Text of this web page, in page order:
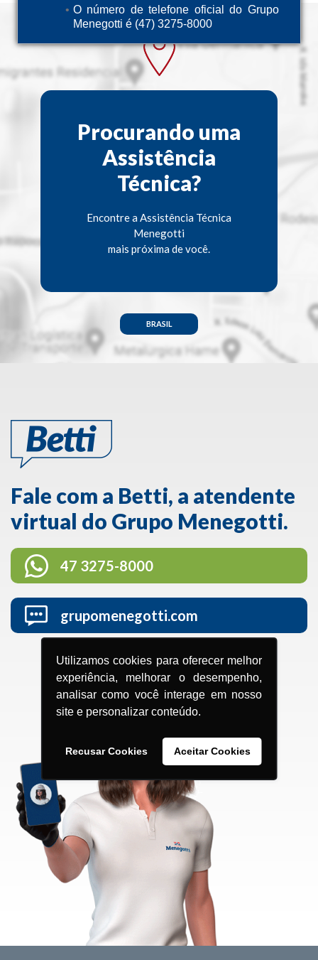
O número de telefone oficial do Grupo
Menegotti é (47) 3275-8000
Utilizamos cookies para oferecer melhor
experiência, melhorar o desempenho,
analisar como você interage em nosso
site e personalizar conteúdo.
Recusar Cookies Aceitar Cookies
Procurando uma
Assistência
Técnica?
Encontre a Assistência Técnica
Menegotti
mais próxima de você.
BRASIL
Fale com a Betti, a atendente
virtual do Grupo Menegotti.
47 3275-8000
grupomenegotti.com